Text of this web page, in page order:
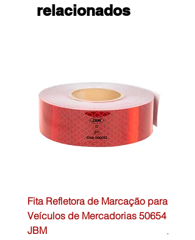
relacionados
Fita Refletora de Marcação para
Veículos de Mercadorias 50654
JBM
Preço
45,00 €